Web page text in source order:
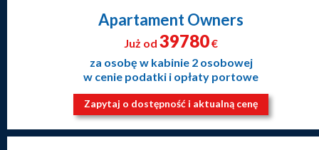
Apartament Owners
Już od 39780€
za osobę w kabinie 2 osobowej
w cenie podatki i opłaty portowe
Zapytaj o dostępność i aktualną cenę